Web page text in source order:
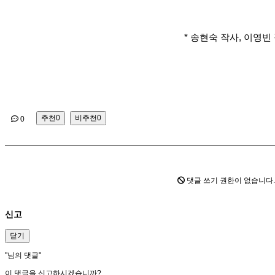
* 송현숙 작사, 이영빈
0 추천0 비추천0
댓글 쓰기 권한이 없습니다.
신고
닫기
"님의 댓글"